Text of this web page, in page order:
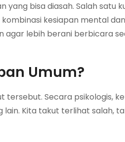
bisa diasah. Salah satu
kesiapan mental
agar lebih berani berbicara
Umum?
tersebut. Secara psikologis,
Kita takut terlihat salah,